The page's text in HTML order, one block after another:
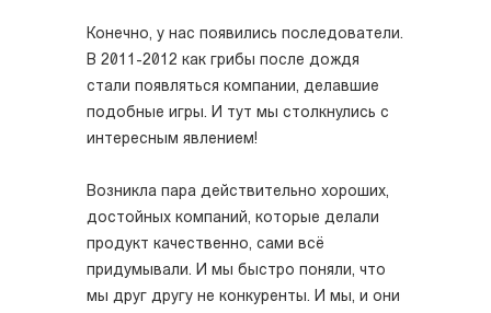
Конечно, у нас появились последователи.
В 2011-2012 как грибы после дождя
стали появляться компании, делавшие
подобные игры. И тут мы столкнулись с
интересным явлением!
Возникла пара действительно хороших,
достойных компаний, которые делали
продукт качественно, сами всё
придумывали. И мы быстро поняли, что
мы друг другу не конкуренты. И мы, и они